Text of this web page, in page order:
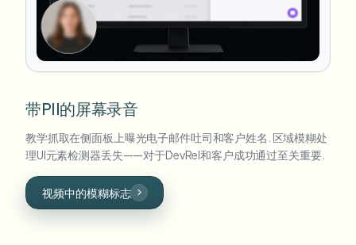
带PII的屏幕录音
教学抓取在侧面板上曝光电子邮件吐司和客户姓名. 区域模糊处
理UI元素检测器丢失——对于DevRel和客户成功通过至关重要.
视频中的模糊标志